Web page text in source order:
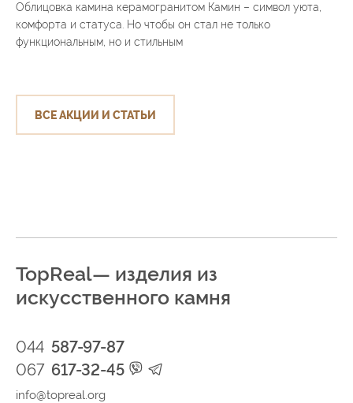
Облицовка камина керамогранитом Камин – символ уюта,
комфорта и статуса. Но чтобы он стал не только
функциональным, но и стильным
ВСЕ АКЦИИ И СТАТЬИ
TopReal— изделия из
искусственного камня
044 587-97-87
067 617-32-45
info@topreal.org